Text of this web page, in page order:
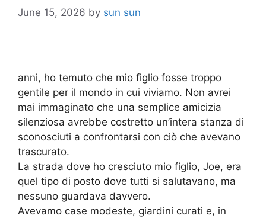
June 15, 2026 by sun sun
anni, ho temuto che mio figlio fosse troppo
gentile per il mondo in cui viviamo. Non avrei
mai immaginato che una semplice amicizia
silenziosa avrebbe costretto un’intera stanza di
sconosciuti a confrontarsi con ciò che avevano
trascurato.
La strada dove ho cresciuto mio figlio, Joe, era
quel tipo di posto dove tutti si salutavano, ma
nessuno guardava davvero.
Avevamo case modeste, giardini curati e, in